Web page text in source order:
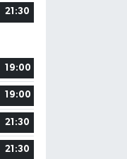
21:30
19:00
19:00
21:30
21:30